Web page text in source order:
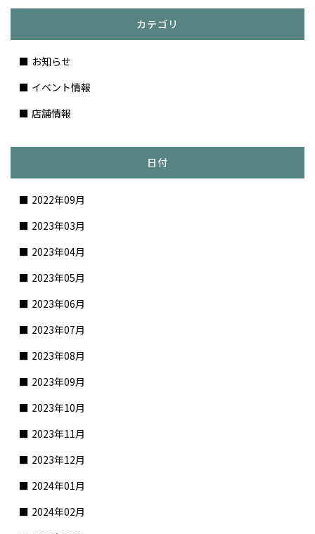
カテゴリ
お知らせ
イベント情報
店舗情報
日付
2022年09月
2023年03月
2023年04月
2023年05月
2023年06月
2023年07月
2023年08月
2023年09月
2023年10月
2023年11月
2023年12月
2024年01月
2024年02月